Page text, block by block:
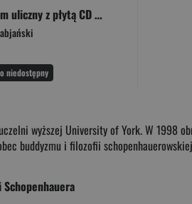
Stoicyzm uliczny z płytą CD Jak oswajać trudne sytuacje
niedostępny
wyższej University of York. W
buddyzmu i filozofii